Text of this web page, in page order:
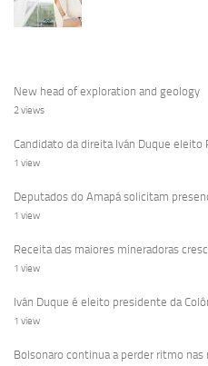
New head of exploration and geology
2 views
Candidato da direita Iván Duque eleito
1 view
Deputados do Amapá solicitam
1 view
Receita das maiores mineradoras
1 view
Iván Duque é eleito presidente da
1 view
Bolsonaro continua a perder ritmo nas